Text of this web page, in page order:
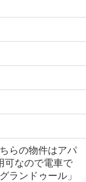
らの物件はアパ
可なので電車で
ランドゥール」